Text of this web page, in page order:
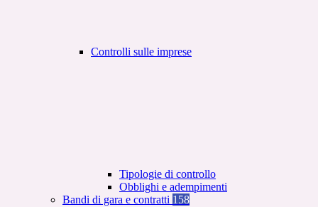
Controlli sulle imprese
Tipologie di controllo
Obblighi e adempimenti
Bandi di gara e contratti 158